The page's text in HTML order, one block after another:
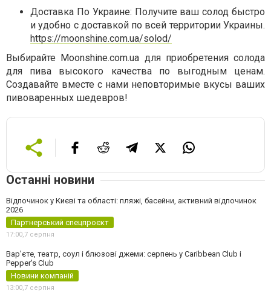
Доставка По Украине: Получите ваш солод быстро
и удобно с доставкой по всей территории Украины.
https://moonshine.com.ua/solod/
Выбирайте Moonshine.com.ua для приобретения солода
для пива высокого качества по выгодным ценам.
Создавайте вместе с нами неповторимые вкусы ваших
пивоваренных шедевров!
Останні новини
Відпочинок у Києві та області: пляжі, басейни, активний відпочинок
2026
Партнерський спецпроєкт
17:00,7 серпня
Вар’єте, театр, соул і блюзові джеми: серпень у Caribbean Club і
Pepper's Club
Новини компаній
13:00,7 серпня